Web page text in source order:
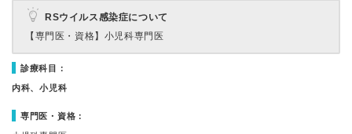
RSウイルス感染症について
【専門医・資格】 小児科専門医
診療科目：
内科、小児科
専門医・資格：